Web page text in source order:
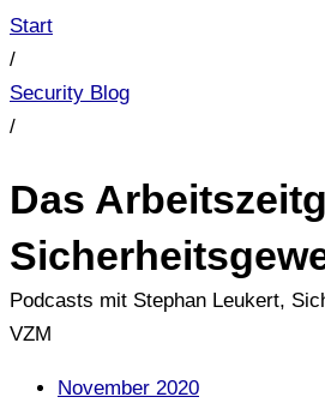
Start
/
Security Blog
/
Das
Podcasts mit Stephan Leukert,
VZM
November 2020